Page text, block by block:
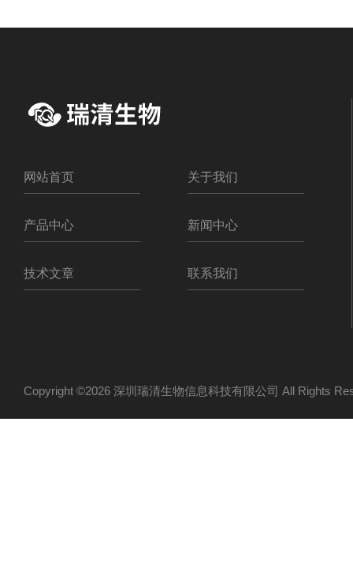
网站首页 关于我们
产品中心 新闻中心
技术文章 联系我们
Copyright ©2026 深圳瑞清生物信息科技有限公司 All Rights